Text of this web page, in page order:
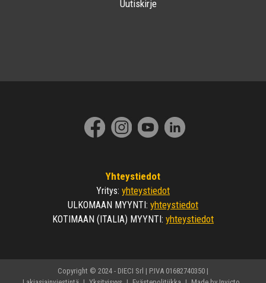
Uutiskirje
Yhteystiedot
Yritys: yhteystiedot
ULKOMAAN MYYNTI : yhteystiedot
KOTIMAAN (ITALIA) MYYNTI : yhteystiedot
Copyright © 2024 - DIECI Srl | P.IVA 01682740350 |